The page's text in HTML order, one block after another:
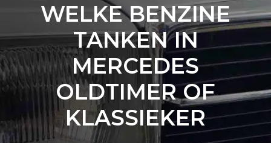
WELKE BENZINE
TANKEN IN
MERCEDES
OLDTIMER OF
KLASSIEKER